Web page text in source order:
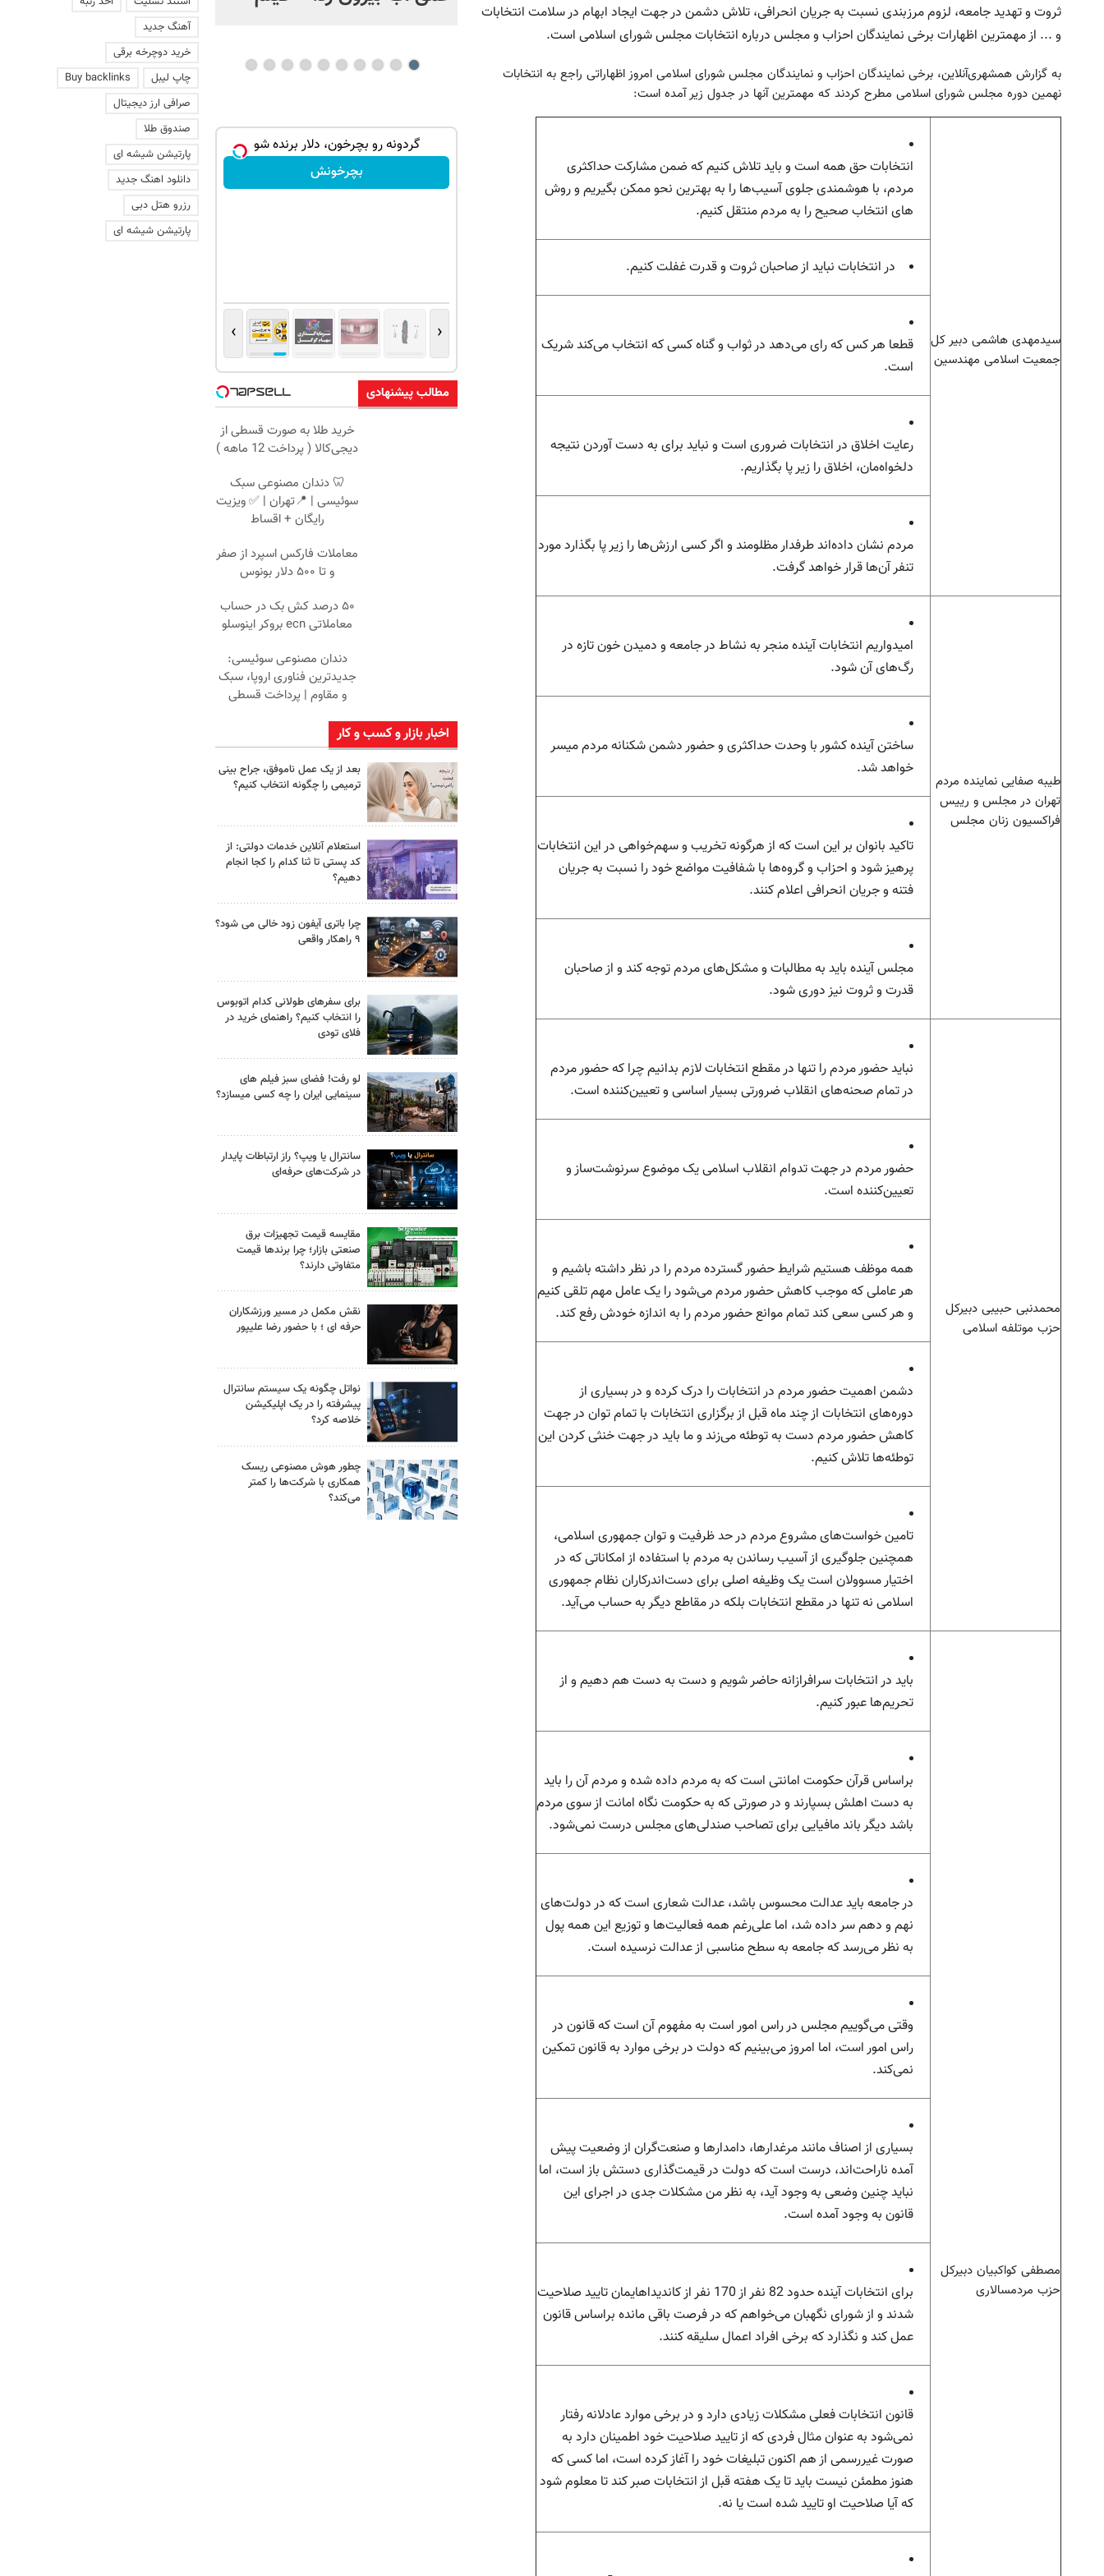
ثروت و تهدید جامعه، لزوم مرزبندی نسبت به جریان انحرافی،‌ تلاش دشمن در جهت ایجاد ابهام در سلامت انتخابات
و ... از مهمترین اظهارات برخی نمایندگان احزاب و مجلس درباره انتخابات مجلس شورای اسلامی است.
به گزارش همشهری‌آنلاین، برخی نمایندگان احزاب و نمایندگان مجلس شورای اسلامی امروز اظهاراتی راجع به انتخابات
نهمین دوره مجلس شورای اسلامی مطرح کردند که مهمترین آنها در جدول زیر آمده است:
سیدمهدی هاشمی دبیر کل
جمعیت اسلامی مهندسین
انتخابات حق همه است و باید تلاش کنیم که ضمن مشارکت حداکثری
مردم، با هوشمندی جلوی آسیب‌ها را به بهترین نحو ممکن بگیریم و روش
های انتخاب صحیح را به مردم منتقل کنیم.
در انتخابات نباید از صاحبان ثروت و قدرت غفلت کنیم.
قطعا هر کس که رای می‌دهد در ثواب و گناه کسی که انتخاب می‌کند شریک
است.
رعایت اخلاق در انتخابات ضروری است و نباید برای به دست آوردن نتیجه
دلخواه‌مان، اخلاق را زیر پا بگذاریم.
مردم نشان داده‌اند طرفدار مظلومند و اگر کسی ارزش‌ها را زیر پا بگذارد مورد
تنفر آن‌ها قرار خواهد گرفت.
طیبه صفایی نماینده مردم
تهران در مجلس و رییس
فراکسیون زنان مجلس
امیدواریم انتخابات آینده منجر به نشاط در جامعه و دمیدن خون تازه در
رگ‌های آن شود.
ساختن آینده کشور با وحدت حداکثری و حضور دشمن ‌شکنانه مردم میسر
خواهد شد.
تاکید بانوان بر این است که از هرگونه تخریب و سهم‌خواهی در این انتخابات
پرهیز شود و احزاب و گروه‌ها با شفافیت مواضع خود را نسبت به جریان
فتنه و جریان انحرافی اعلام کنند.
مجلس آینده باید به مطالبات و مشکل‌های مردم توجه کند و از صاحبان
قدرت و ثروت نیز دوری شود.
محمدنبی حبیبی دبیرکل
حزب موتلفه اسلامی
نباید حضور مردم را تنها در مقطع انتخابات لازم بدانیم چرا که حضور مردم
در تمام صحنه‌های انقلاب ضرورتی بسیار اساسی و تعیین‌کننده است.
حضور مردم در جهت تدوام انقلاب اسلامی یک موضوع سرنوشت‌ساز و
تعیین‌کننده است.
همه موظف هستیم شرایط حضور گسترده مردم را در نظر داشته باشیم و
هر عاملی که موجب کاهش حضور مردم می‌شود را یک عامل مهم تلقی کنیم
و هر کسی سعی کند تمام موانع حضور مردم را به اندازه خودش رفع کند.
دشمن اهمیت حضور مردم در انتخابات را درک کرده و در بسیاری از
دوره‌های انتخابات از چند ماه قبل از برگزاری انتخابات با تمام توان در جهت
کاهش حضور مردم دست به توطئه می‌زند و ما باید در جهت خنثی کردن این
توطئه‌ها تلاش کنیم.
تامین خواست‌های مشروع مردم در حد ظرفیت و توان جمهوری اسلامی،
همچنین جلوگیری از آسیب رساندن به مردم با استفاده از امکاناتی که در
اختیار مسوولان است یک وظیفه اصلی برای دست‌اندرکاران نظام جمهوری
اسلامی نه تنها در مقطع انتخابات بلکه در مقاطع دیگر به حساب می‌آید.
مصطفی کواکبیان دبیرکل
حزب مردمسالاری
باید در انتخابات سرافرازانه حاضر شویم و دست به دست هم دهیم و از
تحریم‌ها عبور کنیم.
براساس قرآن حکومت امانتی است که به مردم داده شده و مردم آن را باید
به دست اهلش بسپارند و در صورتی که به حکومت نگاه امانت از سوی مردم
باشد دیگر باند مافیایی برای تصاحب صندلی‌های مجلس درست نمی‌شود.
در جامعه باید عدالت محسوس باشد، عدالت شعاری است که در دولت‌های
نهم و دهم سر داده شد، اما علی‌رغم همه فعالیت‌ها و توزیع این همه پول
به نظر می‌رسد که جامعه به سطح مناسبی از عدالت نرسیده است.
وقتی می‌گوییم مجلس در راس امور است به مفهوم آن است که قانون در
راس امور است، اما امروز می‌بینیم که دولت در برخی موارد به قانون تمکین
نمی‌کند.
بسیاری از اصناف مانند مرغدار‌ها، ‌دامدارها و صنعت‌گران از وضعیت پیش
آمده ناراحت‌اند، درست است که دولت در قیمت‌گذاری دستش باز است، اما
نباید چنین وضعی به وجود آید، به نظر من مشکلات جدی در اجرای این
قانون به وجود آمده است.
برای انتخابات آینده حدود 82 نفر از 170 نفر از کاندیداهایمان تایید صلاحیت
شدند و از شورای نگهبان می‌خواهم که در فرصت باقی مانده براساس قانون
عمل کند و نگذارد که برخی افراد اعمال سلیقه کنند.
قانون انتخابات فعلی مشکلات زیادی دارد و در برخی موارد عادلانه رفتار
نمی‌شود به عنوان مثال فردی که از تایید صلاحیت خود اطمینان دارد به
صورت غیررسمی از هم اکنون تبلیغات خود را آغاز کرده است، اما کسی که
هنوز مطمئن نیست باید تا یک هفته قبل از انتخابات صبر کند تا معلوم شود
که آیا صلاحیت او تایید شده است یا نه.
عاشقانه با یک زن
اومدید! | فقط ۲۵ میلیون !
رزرورایگان نوبت
گوگل سود کسب کنی؟
ثبت نام کنید
گردونه رو بچرخون، دلار برنده شو
بچرخونش
‹
›
مطالب پیشنهادی
خرید طلا به صورت قسطی از
دیجی‌کالا ( پرداخت 12 ماهه )
🦷 دندان مصنوعی سبک
سوئیسی | 📍تهران | ✅ ویزیت
رایگان + اقساط
معاملات فارکس اسپرد از صفر
و تا ۵۰۰ دلار بونوس
۵۰ درصد کش بک در حساب
معاملاتی ecn بروکر اینوسلو
دندان مصنوعی سوئیسی:
جدیدترین فناوری اروپا، سبک
و مقاوم | پرداخت قسطی
اخبار بازار و کسب و کار
بعد از یک عمل ناموفق، جراح بینی
ترمیمی را چگونه انتخاب کنیم؟
استعلام آنلاین خدمات دولتی: از
کد پستی تا ثنا کدام را کجا انجام
دهیم؟
چرا باتری آیفون زود خالی می شود؟
۹ راهکار واقعی
برای سفرهای طولانی کدام اتوبوس
را انتخاب کنیم؟ راهنمای خرید در
فلای تودی
لو رفت! فضای سبز فیلم های
سینمایی ایران را چه کسی میسازد؟
سانترال یا ویپ؟ راز ارتباطات پایدار
در شرکت‌های حرفه‌ای
مقایسه قیمت تجهیزات برق
صنعتی بازار؛ چرا برندها قیمت
متفاوتی دارند؟
نقش مکمل در مسیر ورزشکاران
حرفه ای ؛ با حضور رضا علیپور
نواتل چگونه یک سیستم سانترال
پیشرفته را در یک اپلیکیشن
خلاصه کرد؟
چطور هوش مصنوعی ریسک
همکاری با شرکت‌ها را کمتر
می‌کند؟
آهنگ جدید
خرید دوچرخه برقی
چاپ لیبل
Buy backlinks
صرافی ارز دیجیتال
صندوق طلا
پارتیشن شیشه ای
دانلود اهنگ جدید
رزرو هتل دبی
پارتیشن شیشه ای